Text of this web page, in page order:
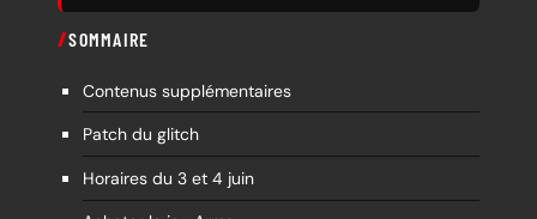
SOMMAIRE
Contenus supplémentaires
Patch du glitch
Horaires du 3 et 4 juin